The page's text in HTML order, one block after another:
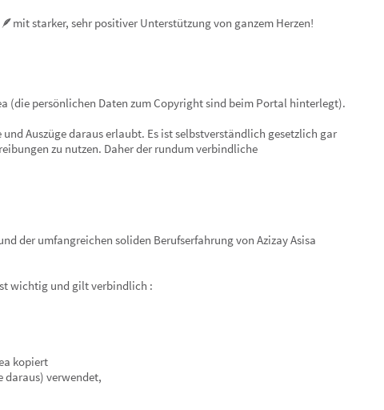
starker, sehr positiver Unterstützung von ganzem Herzen!
(die persönlichen Daten zum Copyright sind beim Portal hinterlegt).
Auszüge daraus erlaubt. Es ist selbstverständlich gesetzlich gar
zu nutzen. Daher der rundum verbindliche
der umfangreichen soliden Berufserfahrung von Azizay Asisa
wichtig und gilt verbindlich :
kopiert
daraus) verwendet,